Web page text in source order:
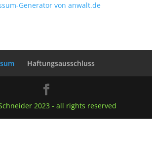
Generator von anwalt.de
Haftungsausschluss
2023 - all rights reserved